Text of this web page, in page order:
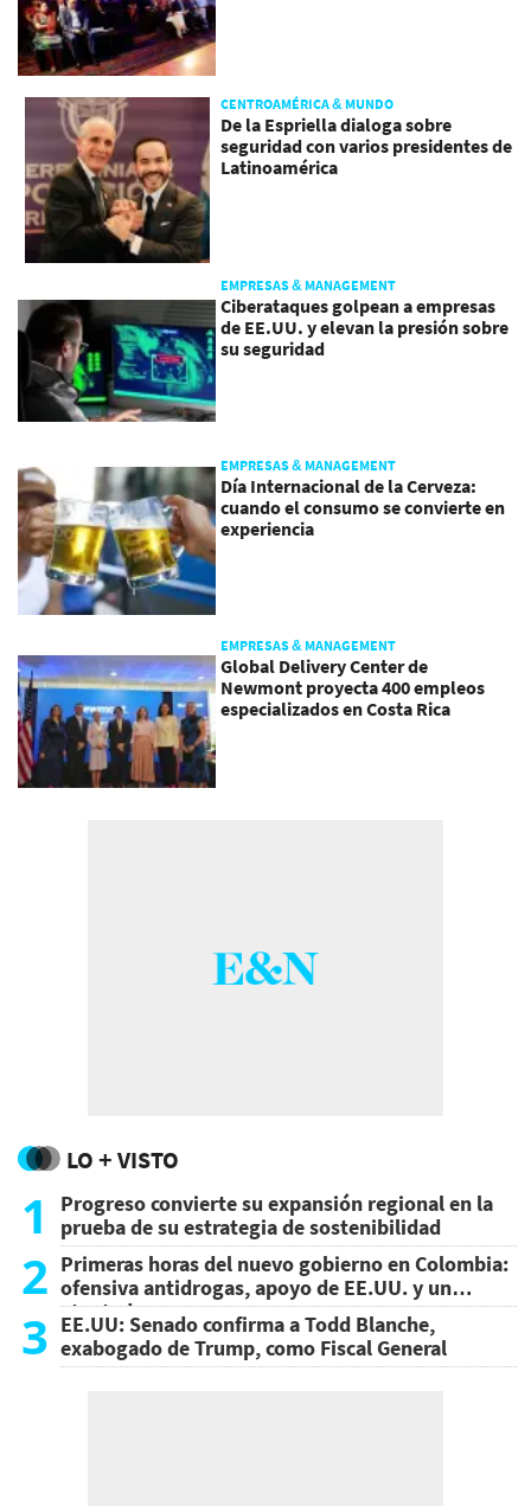
CENTROAMÉRICA & MUNDO
De la Espriella dialoga sobre
seguridad con varios presidentes de
Latinoamérica
EMPRESAS & MANAGEMENT
Ciberataques golpean a empresas
de EE.UU. y elevan la presión sobre
su seguridad
EMPRESAS & MANAGEMENT
Día Internacional de la Cerveza:
cuando el consumo se convierte en
experiencia
EMPRESAS & MANAGEMENT
Global Delivery Center de
Newmont proyecta 400 empleos
especializados en Costa Rica
LO + VISTO
1
Progreso convierte su expansión regional en la
prueba de su estrategia de sostenibilidad
2 Primeras horas del nuevo gobierno en Colombia:
ofensiva antidrogas, apoyo de EE.UU. y un
atentado
3 EE.UU: Senado confirma a Todd Blanche,
exabogado de Trump, como Fiscal General